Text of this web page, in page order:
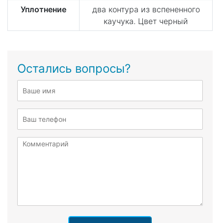
Уплотнение
два контура из вспененного
каучука. Цвет черный
Остались вопросы?